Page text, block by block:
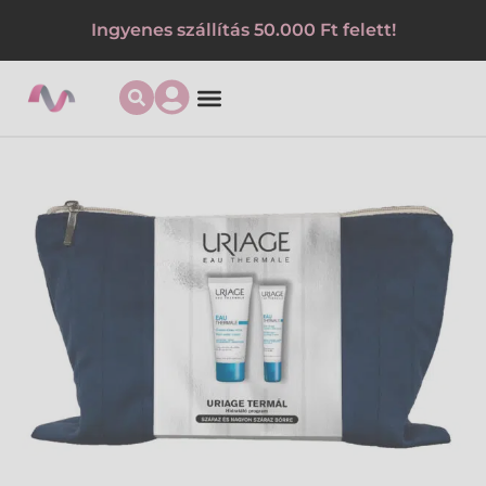
Ingyenes szállítás 50.000 Ft felett!